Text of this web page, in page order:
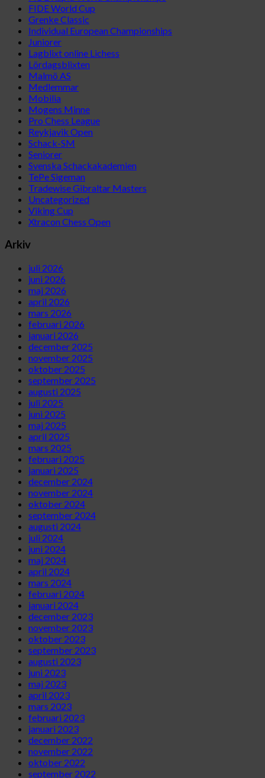
FIDE World Cup
Grenke Classic
Individual European Championships
Juniorer
Lagblixt online Lichess
Lördagsblixten
Malmö AS
Medlemmar
Mobilia
Mogens Minne
Pro Chess League
Reykjavik Open
Schack-SM
Seniorer
Svenska Schackakademien
TePe Sigeman
Tradewise Gibraltar Masters
Uncategorized
Viking Cup
Xtracon Chess Open
Arkiv
juli 2026
juni 2026
maj 2026
april 2026
mars 2026
februari 2026
januari 2026
december 2025
november 2025
oktober 2025
september 2025
augusti 2025
juli 2025
juni 2025
maj 2025
april 2025
mars 2025
februari 2025
januari 2025
december 2024
november 2024
oktober 2024
september 2024
augusti 2024
juli 2024
juni 2024
maj 2024
april 2024
mars 2024
februari 2024
januari 2024
december 2023
november 2023
oktober 2023
september 2023
augusti 2023
juni 2023
maj 2023
april 2023
mars 2023
februari 2023
januari 2023
december 2022
november 2022
oktober 2022
september 2022